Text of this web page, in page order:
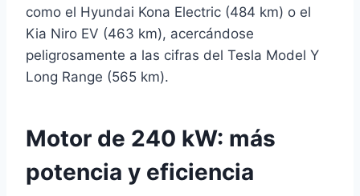
como el Hyundai Kona Electric (484 km) o el
Kia Niro EV (463 km), acercándose
peligrosamente a las cifras del Tesla Model Y
Long Range (565 km).
Motor de 240 kW: más
potencia y eficiencia